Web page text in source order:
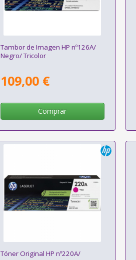
Tambor de Imagen HP nº126A/
Negro/ Tricolor
109,00 €
Comprar
Tóner Original HP nº220A/